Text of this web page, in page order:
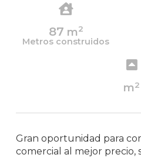
87 m2
Metros construidos
m2
Gran oportunidad para
comercial al mejor precio,